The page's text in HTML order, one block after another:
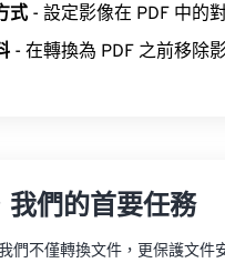
式 - 設定影像在 PDF 中的
- 在轉換為 PDF 之前移除
我們的首要任務
們不僅轉換文件，更保護文件